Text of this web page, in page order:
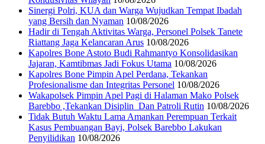
Sinergi Polri, KUA dan Warga Wujudkan Tempat Ibadah
yang Bersih dan Nyaman 10/08/2026
Hadir di Tengah Aktivitas Warga, Personel Polsek Tanete
Riattang Jaga Kelancaran Arus 10/08/2026
Kapolres Bone Astoto Budi Rahmantyo Konsolidasikan
Jajaran, Kamtibmas Jadi Fokus Utama 10/08/2026
Kapolres Bone Pimpin Apel Perdana, Tekankan
Profesionalisme dan Integritas Personel 10/08/2026
Wakapolsek Pimpin Apel Pagi di Halaman Mako Polsek
Barebbo ,Tekankan Disiplin Dan Patroli Rutin 10/08/2026
Tidak Butuh Waktu Lama Amankan Perempuan Terkait
Kasus Pembuangan Bayi, Polsek Barebbo Lakukan
Penyilidikan 10/08/2026